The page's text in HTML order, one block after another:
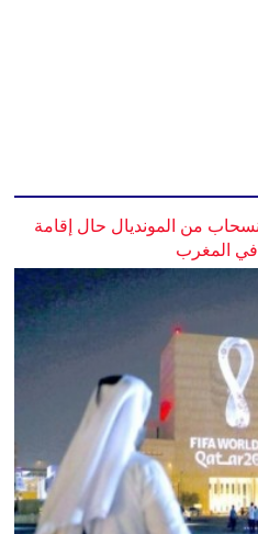
من المونديال حال إقامة
في المغرب